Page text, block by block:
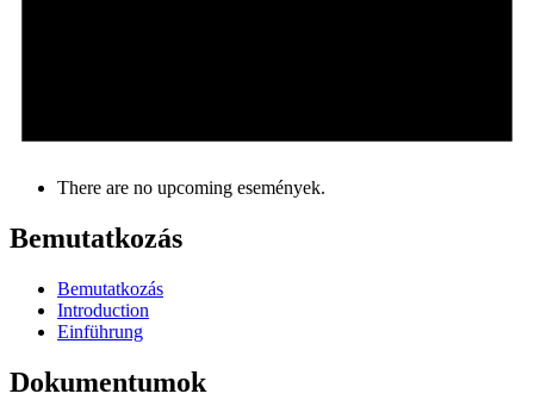
There are no upcoming események.
Bemutatkozás
Bemutatkozás
Introduction
Einführung
Dokumentumok